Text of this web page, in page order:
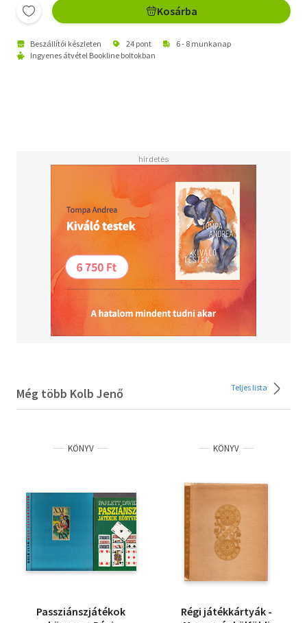
Kosárba
Beszállítói készleten 24 pont
6 - 8 munkanap
Ingyenes átvétel Bookline boltokban
Még több Kolb Jenő Teljes lista
KÖNYV
Passziánszjátékok
KÖNYV
Régi játékkártyák -